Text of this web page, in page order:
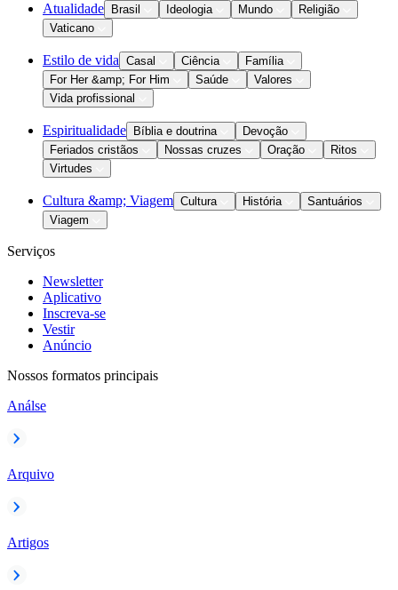
Atualidade Brasil Ideologia Mundo
Religião
Vaticano
Estilo de vida Casal Ciência
Família
For Her &amp; For Him
Saúde
Valores
Vida profissional
Espiritualidade Bíblia e doutrina
Devoção
Feriados cristãos
Nossas cruzes Oração
Ritos
Virtudes
Cultura &amp; Viagem Cultura História
Santuários
Viagem
Serviços
Newsletter
Aplicativo
Inscreva-se
Vestir
Anúncio
Nossos formatos principais
Análse
Arquivo
Artigos